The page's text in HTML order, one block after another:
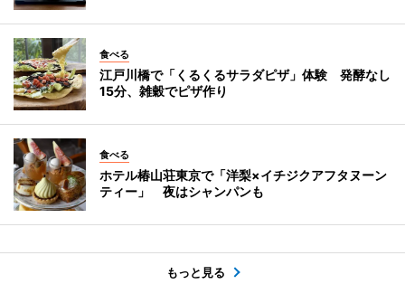
食べる
江戸川橋で「くるくるサラダピザ」体験 発酵なし
15分、雑穀でピザ作り
食べる
ホテル椿山荘東京で「洋梨×イチジクアフタヌーン
ティー」 夜はシャンパンも
もっと見る